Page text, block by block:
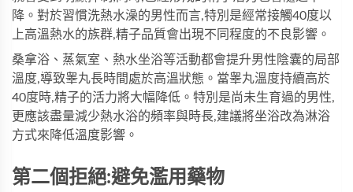
降。對於習慣洗熱水澡的男性而言,特別是經常接觸40度以
上高溫熱水的族群,精子品質會出現不同程度的不良影響。
桑拿浴、蒸氣室、熱水坐浴等活動都會提升男性陰囊的局部
溫度,導致睾丸長時間處於高溫狀態。當睾丸溫度持續高於
40度時,精子的活力將大幅降低。特別是尚未生育過的男性,
更應該盡量減少熱水浴的頻率與時長,建議將坐浴改為淋浴
方式來降低溫度影響。
第二個拒絕:避免濫用藥物